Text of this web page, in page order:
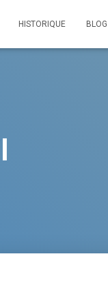
HISTORIQUE BLOG